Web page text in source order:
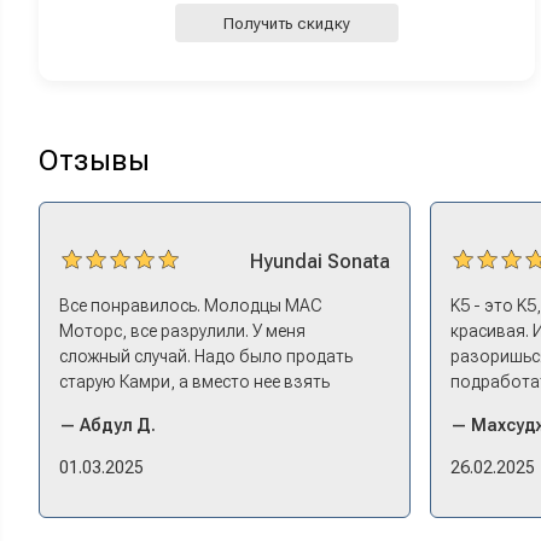
Получить скидку
Отзывы
Hyundai Sonata
Все понравилось. Молодцы МАС
Моторс, все разрулили. У меня
сложный случай. Надо было продать
старую Камри, а вместо нее взять
лучше немного б/у, чтоб подешевле. Ну
и автокредит найти не с лошадиными
— Абдул Д.
01.03.2025
K5 - это
красивая.
ушел на
—
26.02.2025